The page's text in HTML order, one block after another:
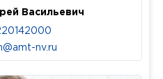
Васильевич
nv.ru